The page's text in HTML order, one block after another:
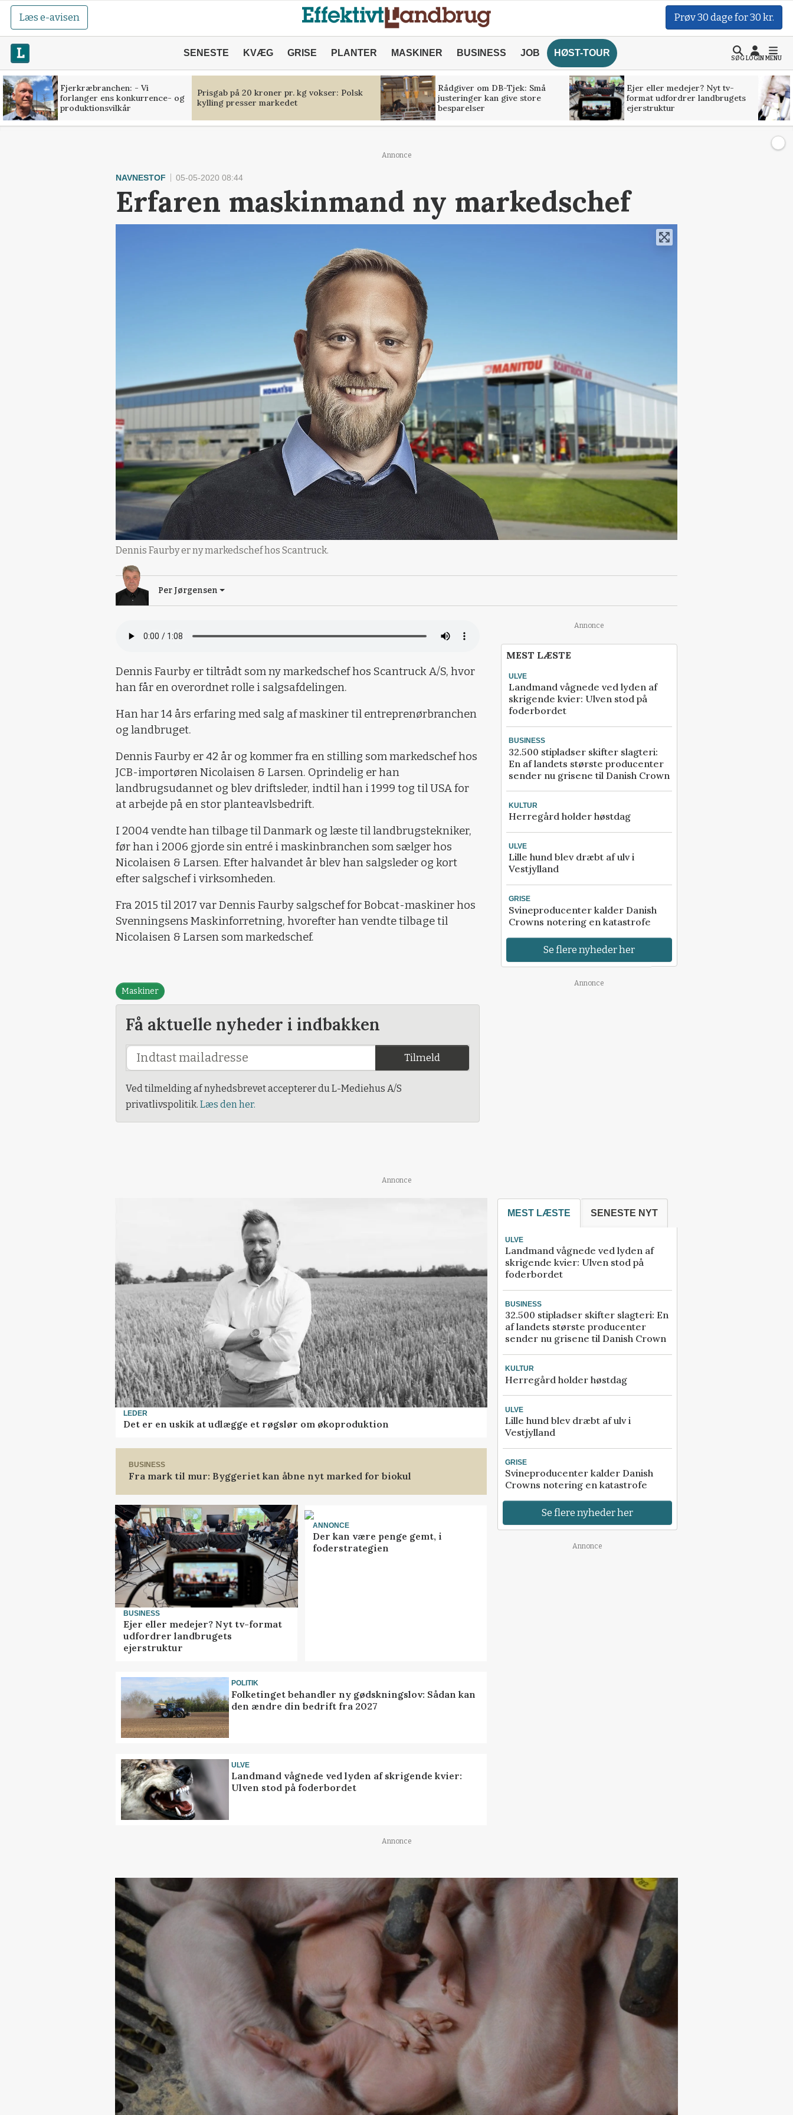
Læs e-avisen Prøv 30 dage for 30 kr.
SENESTE KVÆG GRISE PLANTER MASKINER BUSINESS JOB HØST-TOUR
SØGLOGINMENU
Fjerkræbranchen: - Vi
forlanger ens konkurrence- og
produktionsvilkår
Prisgab på 20 kroner pr. kg vokser: Polsk
kylling presser markedet
Rådgiver om DB-Tjek: Små
justeringer kan give store
besparelser
Ejer eller medejer? Nyt tv-
format udfordrer landbrugets
ejerstruktur
Annonce
NAVNESTOF 05-05-2020 08:44
Erfaren maskinmand ny markedschef
Dennis Faurby er ny markedschef hos Scantruck.
Per Jørgensen
Dennis Faurby er tiltrådt som ny markedschef hos Scantruck A/S, hvor
han får en overordnet rolle i salgsafdelingen.
Han har 14 års erfaring med salg af maskiner til entreprenørbranchen
og landbruget.
Dennis Faurby er 42 år og kommer fra en stilling som markedschef hos
JCB-importøren Nicolaisen & Larsen. Oprindelig er han
landbrugsudannet og blev driftsleder, indtil han i 1999 tog til USA for
at arbejde på en stor planteavlsbedrift.
I 2004 vendte han tilbage til Danmark og læste til landbrugstekniker,
før han i 2006 gjorde sin entré i maskinbranchen som sælger hos
Nicolaisen & Larsen. Efter halvandet år blev han salgsleder og kort
efter salgschef i virksomheden.
Fra 2015 til 2017 var Dennis Faurby salgschef for Bobcat-maskiner hos
Svenningsens Maskinforretning, hvorefter han vendte tilbage til
Nicolaisen & Larsen som markedschef.
Maskiner
Få aktuelle nyheder i indbakken
Tilmeld
Ved tilmelding af nyhedsbrevet accepterer du L-Mediehus A/S
privatlivspolitik. Læs den her.
Annonce
MEST LÆSTE
ULVE
Landmand vågnede ved lyden af
skrigende kvier: Ulven stod på
foderbordet
BUSINESS
32.500 stipladser skifter slagteri:
En af landets største producenter
sender nu grisene til Danish Crown
KULTUR
Herregård holder høstdag
ULVE
Lille hund blev dræbt af ulv i
Vestjylland
GRISE
Svineproducenter kalder Danish
Crowns notering en katastrofe
Se flere nyheder her
Annonce
Annonce
LEDER
Det er en uskik at udlægge et røgslør om økoproduktion
BUSINESS
Fra mark til mur: Byggeriet kan åbne nyt marked for biokul
BUSINESS
Ejer eller medejer? Nyt tv-format
udfordrer landbrugets
ejerstruktur
ANNONCE
Der kan være penge gemt, i
foderstrategien
POLITIK
Folketinget behandler ny gødskningslov: Sådan kan
den ændre din bedrift fra 2027
ULVE
Landmand vågnede ved lyden af skrigende kvier:
Ulven stod på foderbordet
MEST LÆSTE SENESTE NYT
ULVE
Landmand vågnede ved lyden af
skrigende kvier: Ulven stod på
foderbordet
BUSINESS
32.500 stipladser skifter slagteri: En
af landets største producenter
sender nu grisene til Danish Crown
KULTUR
Herregård holder høstdag
ULVE
Lille hund blev dræbt af ulv i
Vestjylland
GRISE
Svineproducenter kalder Danish
Crowns notering en katastrofe
Se flere nyheder her
Annonce
Annonce